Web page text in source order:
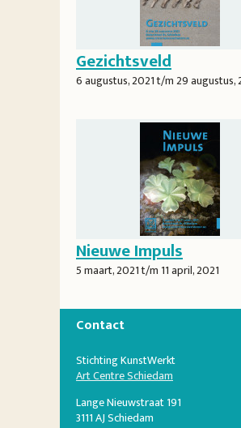
Gezichtsveld
6 augustus, 2021t/m29 augustus,
Nieuwe Impuls
5 maart, 2021t/m 11 april, 2021
Contact
Stichting KunstWerkt
Art Centre Schiedam
Lange Nieuwstraat 191
3111 AJ Schiedam